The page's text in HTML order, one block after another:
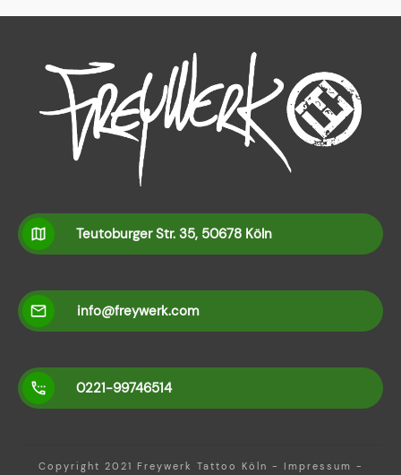
Teutoburger Str. 35, 50678 Köln
info@freywerk.com
0221-99746514
Copyright 2021 Freywerk Tattoo Köln - Impressum -